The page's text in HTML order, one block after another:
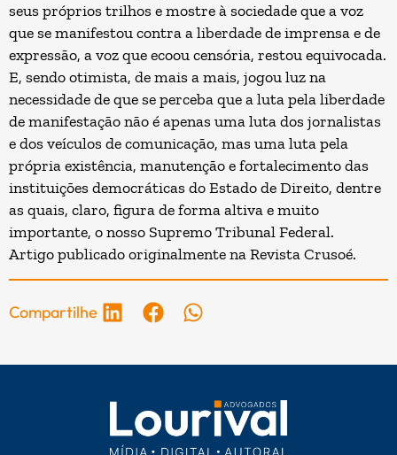
seus próprios trilhos e mostre à sociedade que a voz
que se manifestou contra a liberdade de imprensa e de
expressão, a voz que ecoou censória, restou equivocada.
E, sendo otimista, de mais a mais, jogou luz na
necessidade de que se perceba que a luta pela liberdade
de manifestação não é apenas uma luta dos jornalistas
e dos veículos de comunicação, mas uma luta pela
própria existência, manutenção e fortalecimento das
instituições democráticas do Estado de Direito, dentre
as quais, claro, figura de forma altiva e muito
importante, o nosso Supremo Tribunal Federal.
Artigo publicado originalmente naRevista Crusoé.
Compartilhe